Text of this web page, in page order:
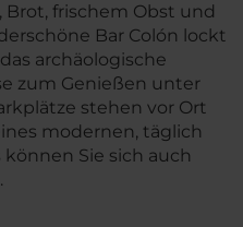
Brot, frischem Obst und
Bar Colón lockt
archäologische
zum Genießen unter
stehen vor Ort
modernen, täglich
Sie sich auch